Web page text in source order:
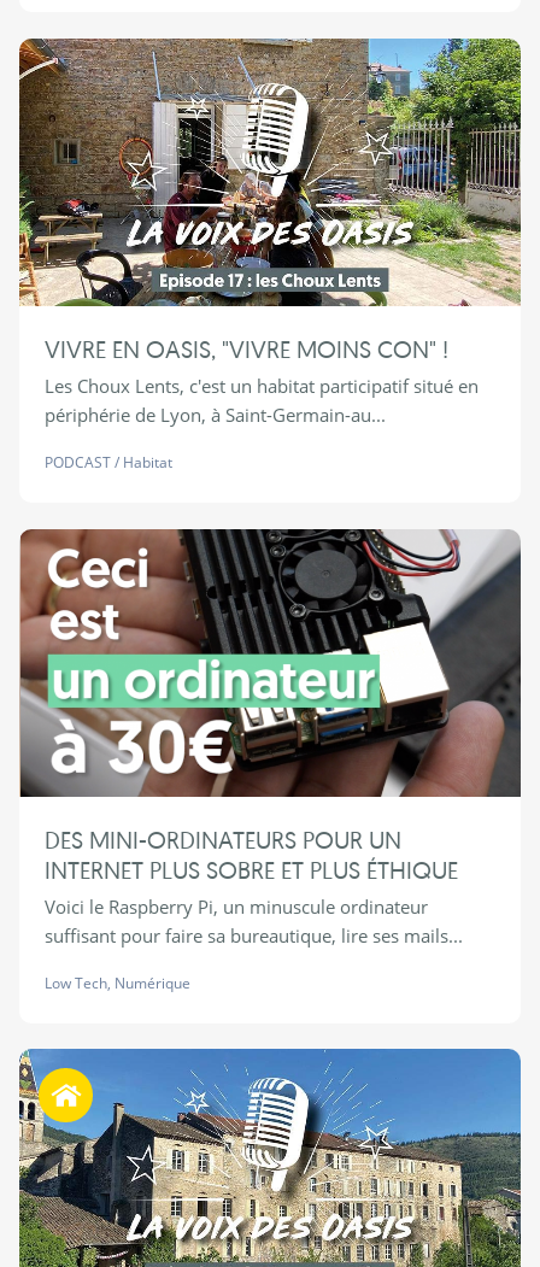
VIVRE EN OASIS, "VIVRE MOINS CON" !
Les Choux Lents, c'est un habitat participatif situé en
périphérie de Lyon, à Saint-Germain-au...
PODCAST/ Habitat
DES MINI-ORDINATEURS POUR UN
INTERNET PLUS SOBRE ET PLUS ÉTHIQUE
Voici le Raspberry Pi, un minuscule ordinateur
suffisant pour faire sa bureautique, lire ses mails...
Low Tech, Numérique
Habiter autrement